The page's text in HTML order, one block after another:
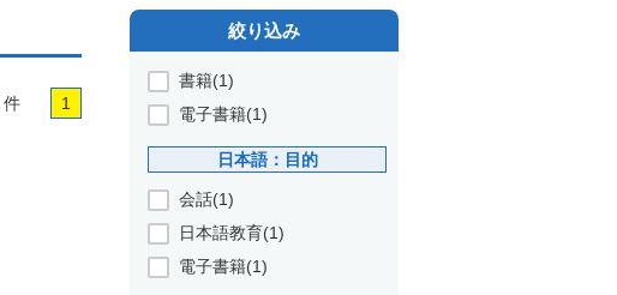
件 1
絞り込み
書籍(1)
電子書籍(1)
日本語：目的
会話(1)
日本語教育(1)
電子書籍(1)